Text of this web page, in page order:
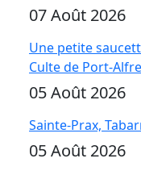
07 Août 2026
Une petite
Culte de Port-
05 Août 2026
Sainte-Prax,
05 Août 2026